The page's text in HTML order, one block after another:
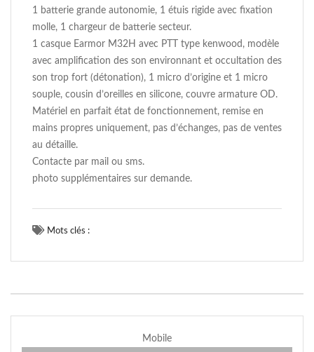
1 batterie grande autonomie, 1 étuis rigide avec fixation
molle, 1 chargeur de batterie secteur.
1 casque Earmor M32H avec PTT type kenwood, modèle
avec amplification des son environnant et occultation des
son trop fort (détonation), 1 micro d’origine et 1 micro
souple, cousin d’oreilles en silicone, couvre armature OD.
Matériel en parfait état de fonctionnement, remise en
mains propres uniquement, pas d’échanges, pas de ventes
au détaille.
Contacte par mail ou sms.
photo supplémentaires sur demande.
Mots clés :
Mobile